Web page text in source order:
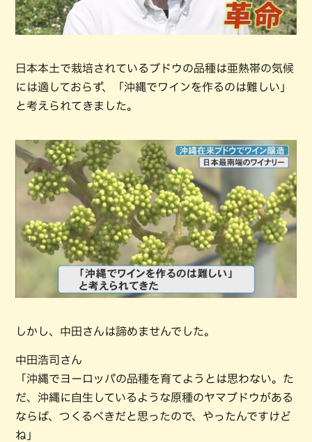
日本本土で栽培されているブドウの品種は亜熱帯の気候
には適しておらず、「沖縄でワインを作るのは難しい」
と考えられてきました。
しかし、中田さんは諦めませんでした。
中田浩司さん
「沖縄でヨーロッパの品種を育てようとは思わない。た
だ、沖縄に自生しているような原種のヤマブドウがある
ならば、つくるべきだと思ったので、やったんですけど
ね」